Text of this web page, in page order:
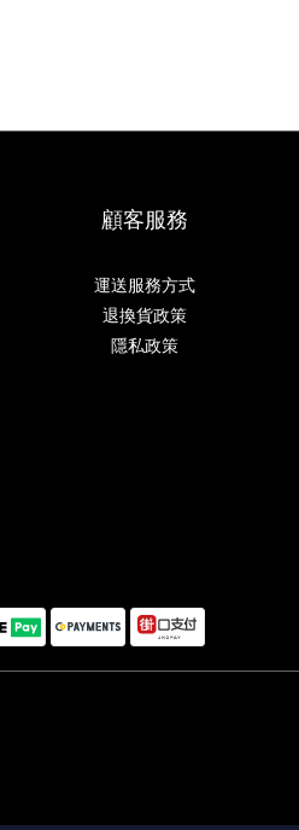
顧客服務
運送服務方式
退換貨政策
隱私政策